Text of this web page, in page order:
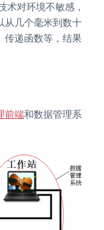
术对环境不敏感，
从几个毫米到数十
传递函数等，结果
前端和数据管理系